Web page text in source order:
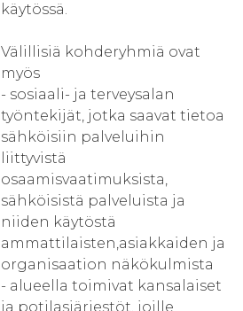
käytössä.
Välillisiä kohderyhmiä ovat
myös
- sosiaali- ja terveysalan
työntekijät, jotka saavat tietoa
sähköisiin palveluihin
liittyvistä
osaamisvaatimuksista,
sähköisistä palveluista ja
niiden käytöstä
ammattilaisten,asiakkaiden ja
organisaation näkökulmista
- alueella toimivat kansalaiset
ja potilasjärjestöt, joille